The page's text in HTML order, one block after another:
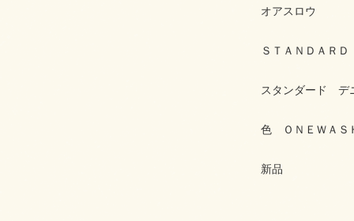
オアスロウ
ＳＴＡＮＤＡＲ
スタンダード
色 ＯＮＥＷＡＳ
新品